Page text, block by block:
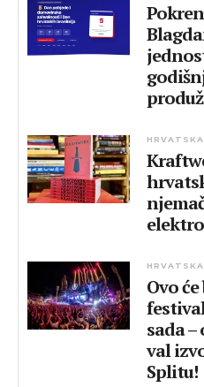
HRVATSKA
HRVATSKA
Ovo
sada
val
Splitu!